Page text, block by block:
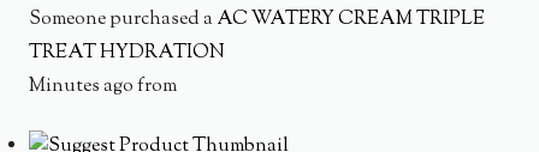
Someone purchased a AC WATERY CREAM TRIPLE
TREAT HYDRATION
Minutes ago from